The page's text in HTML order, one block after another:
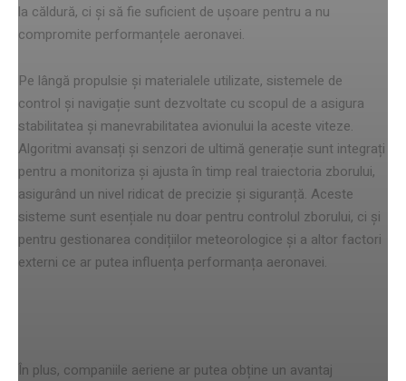
la căldură, ci și să fie suficient de ușoare pentru a nu
compromite performanțele aeronavei.
Pe lângă propulsie și materialele utilizate, sistemele de
control și navigație sunt dezvoltate cu scopul de a asigura
stabilitatea și manevrabilitatea avionului la aceste viteze.
Algoritmi avansați și senzori de ultimă generație sunt integrați
pentru a monitoriza și ajusta în timp real traiectoria zborului,
asigurând un nivel ridicat de precizie și siguranță. Aceste
sisteme sunt esențiale nu doar pentru controlul zborului, ci și
pentru gestionarea condițiilor meteorologice și a altor factori
externi ce ar putea influența performanța aeronavei.
În plus, companiile aeriene ar putea obține un avantaj